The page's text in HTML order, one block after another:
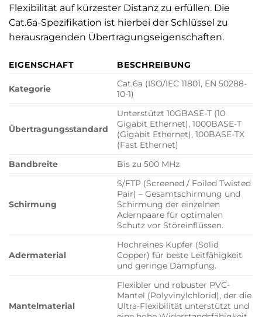
Flexibilität auf kürzester Distanz zu erfüllen. Die
Cat.6a-Spezifikation ist hierbei der Schlüssel zu
herausragenden Übertragungseigenschaften.
EIGENSCHAFT BESCHREIBUNG
Kategorie
Cat.6a (ISO/IEC 11801, EN 50288-
10-1)
Übertragungsstandard
Unterstützt 10GBASE-T (10
Gigabit Ethernet), 1000BASE-T
(Gigabit Ethernet), 100BASE-TX
(Fast Ethernet)
Bandbreite
Bis zu 500 MHz
Schirmung
S/FTP (Screened / Foiled Twisted
Pair) – Gesamtschirmung und
Schirmung der einzelnen
Adernpaare für optimalen
Schutz vor Störeinflüssen.
Adermaterial
Hochreines Kupfer (Solid
Copper) für beste Leitfähigkeit
und geringe Dämpfung.
Mantelmaterial
Flexibler und robuster PVC-
Mantel (Polyvinylchlorid), der die
Ultra-Flexibilität unterstützt und